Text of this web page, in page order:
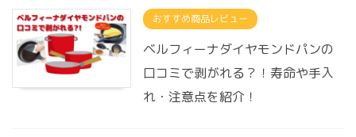
おすすめ商品レビュー
ベルフィーナダイヤモンドパンの
口コミで剥がれる？！寿命や手入
れ・注意点を紹介！